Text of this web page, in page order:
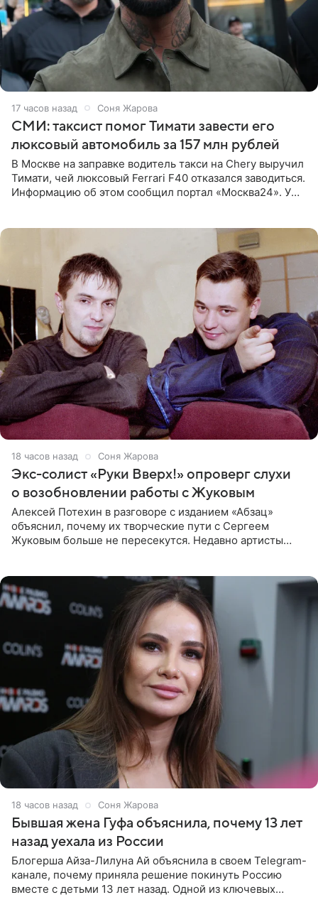
17 часов назад Соня Жарова
СМИ: таксист помог Тимати завести его
люксовый автомобиль за 157 млн рублей
В Москве на заправке водитель такси на Chery выручил
Тимати, чей люксовый Ferrari F40 отказался заводиться.
Информацию об этом сообщил портал «Москва24». У
18 часов назад Соня Жарова
Экс-солист «Руки Вверх!» опроверг слухи
о возобновлении работы с Жуковым
Алексей Потехин в разговоре с изданием «Абзац»
объяснил, почему их творческие пути с Сергеем
Жуковым больше не пересекутся. Недавно артисты
18 часов назад Соня Жарова
Бывшая жена Гуфа объяснила, почему 13 лет
назад уехала из России
Блогерша Айза-Лилуна Ай объяснила в своем Telegram-
канале, почему приняла решение покинуть Россию
вместе с детьми 13 лет назад. Одной из ключевых